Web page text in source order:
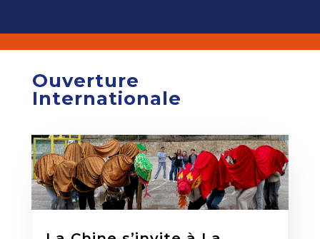
Ouverture
Internationale